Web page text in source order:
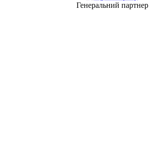
Генеральний партнер